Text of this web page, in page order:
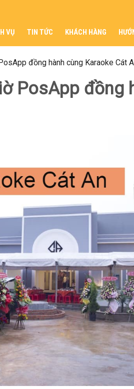
VỤ TIN TỨC KHÁCH HÀNG
đồng hành cùng Karaoke Cát
PosApp đồng